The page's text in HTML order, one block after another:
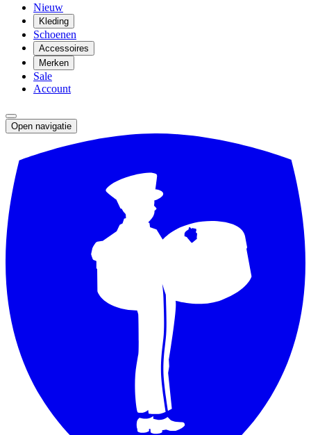
Nieuw
Kleding
Schoenen
Accessoires
Merken
Sale
Account
Open navigatie